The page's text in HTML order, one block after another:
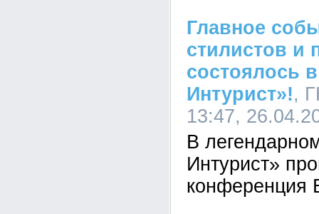
Главное
стилистов и
состоялось
Интурист»!,
13:47,
В
Интурист»
конференция